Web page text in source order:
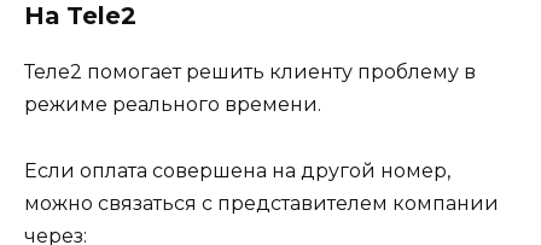
На Tele2
Теле2 помогает решить клиенту проблему в
режиме реального времени.
Если оплата совершена на другой номер,
можно связаться с представителем компании
через: